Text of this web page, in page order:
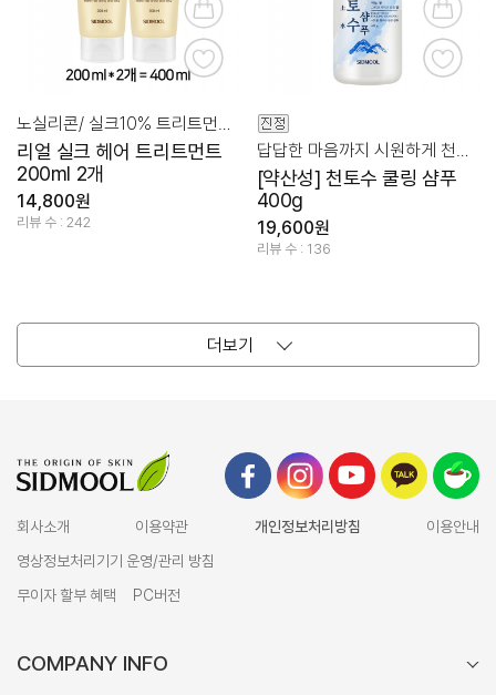
리얼 실크 헤어 트리트먼트
200ml 2개
14,800원
리뷰 수 : 242
[약산성] 천토수 쿨링 샴푸
400g
19,600원
리뷰 수 : 136
더보기
회사소개 이용약관 개인정보처리방침
이용안내
영상정보처리기기 운영/관리 방침
무이자 할부 혜택
PC버전
COMPANY INFO